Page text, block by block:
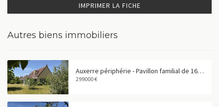
IMPRIMER LA FICHE
Autres biens immobiliers
Auxerre périphérie - Pavillon familial de 165 m² avec garage double
299000 €